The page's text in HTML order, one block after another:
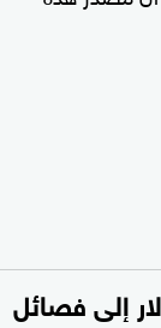
إلى فصائل